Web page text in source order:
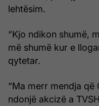
lehtësim.
“Kjo ndikon shumë,
më shumë kur e
qytetar.
“Ma merr mendja që
ndonjë akcizë a